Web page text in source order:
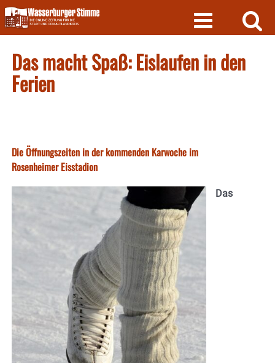
Skip
to
content
Das macht Spaß: Eislaufen in den
Ferien
Die Öffnungszeiten in der kommenden Karwoche im
Rosenheimer Eisstadion
Das